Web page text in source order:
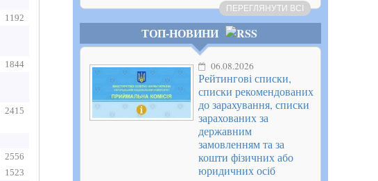
1192
1844
2415
2556
1523
ПЕРЕГЛЯНУТИ ВСІ
ТОП-НОВИНИ
06.08.2026
Рейтингові списки,
списки рекомендованих
до зарахування, списки
зарахованих за
державним
замовленням та за
кошти фізичних або
юридичних осіб